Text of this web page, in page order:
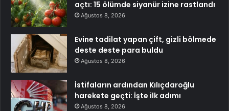
açtı: 15 ölümde siyanür izine rastlandı
Ağustos 8, 2026
Evine tadilat yapan çift, gizli bölmede
deste deste para buldu
Ağustos 8, 2026
İstifaların ardından Kılıçdaroğlu
harekete geçti: İşte ilk adımı
Ağustos 8, 2026